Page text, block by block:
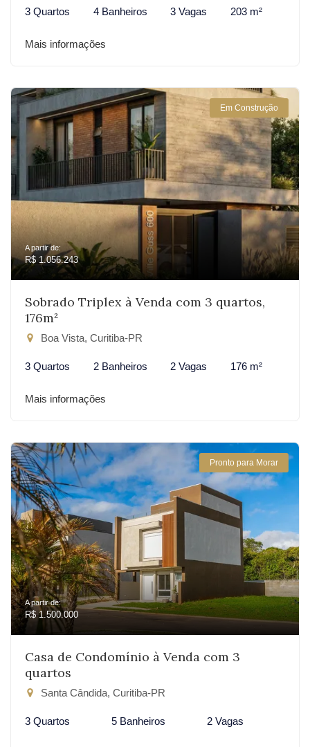
3 Quartos 4 Banheiros 3 Vagas 203 m²
Mais informações
Em Construção
A partir de:
R$ 1.056.243
Sobrado Triplex à Venda com 3 quartos,
176m²
Boa Vista, Curitiba-PR
3 Quartos 2 Banheiros 2 Vagas 176 m²
Mais informações
Pronto para Morar
A partir de:
R$ 1.500.000
Casa de Condomínio à Venda com 3
quartos
Santa Cândida, Curitiba-PR
3 Quartos 5 Banheiros 2 Vagas